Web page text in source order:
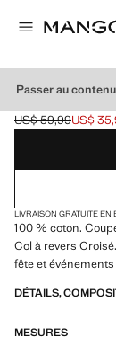
Passer au
VESTE
Prix initial barré
US$ 59,99
Prix actuel [US$
US$
Choisissez une
LIVRAISON GRATUITE EN
100 % coton.
Col à revers
fête et événements
DÉTAILS,
MESURES